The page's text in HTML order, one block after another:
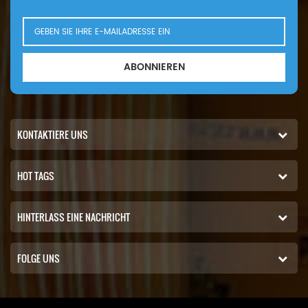
ABONNIEREN
KONTAKTIERE UNS
HOT TAGS
HINTERLASS EINE NACHRICHT
FOLGE UNS